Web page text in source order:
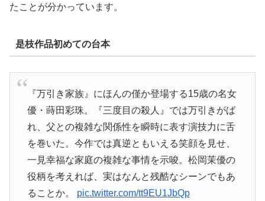
たことが分かっています。
是枝作品初めての台本
『万引き家族』​に​ほんの僅か登場する​15歳の名女
優・​蒔田彩珠。『三度目の殺人』では万引きがば
れ、父との複雑な関係性を瞬時に表す演技力に舌
を巻いた。今作では真逆ともいえる笑顔を見せ、
一見幸福な家庭の複雑な事情を示唆。松岡茉優の
役柄を考えれば、実はなんと残酷なシーンでもあ
ることか。 pic.twitter.com/tt9EU1JbQp